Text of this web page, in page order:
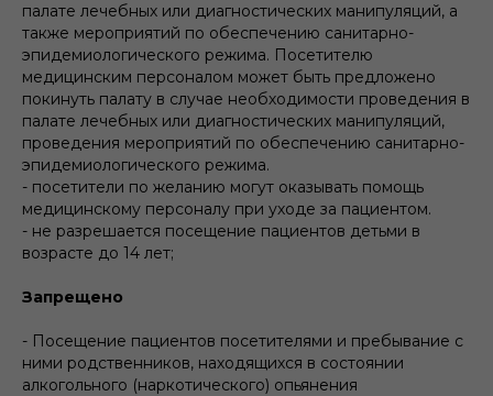
палате лечебных или диагностических манипуляций, а
также мероприятий по обеспечению санитарно-
эпидемиологического режима. Посетителю
медицинским персоналом может быть предложено
покинуть палату в случае необходимости проведения в
палате лечебных или диагностических манипуляций,
проведения мероприятий по обеспечению санитарно-
эпидемиологического режима.
- посетители по желанию могут оказывать помощь
медицинскому персоналу при уходе за пациентом.
- не разрешается посещение пациентов детьми в
возрасте до 14 лет;
Запрещено
- Посещение пациентов посетителями и пребывание с
ними родственников, находящихся в состоянии
алкогольного (наркотического) опьянения